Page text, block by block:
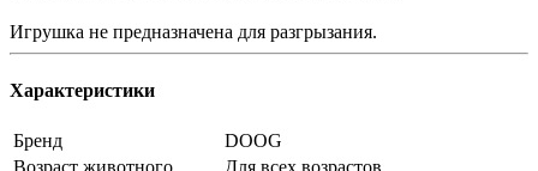
Игрушка не предназначена для разгрызания.
Характеристики
Бренд
DOOG